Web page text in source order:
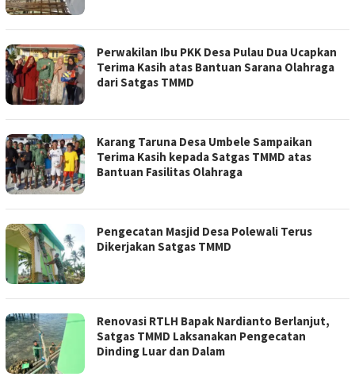
Perwakilan Ibu PKK Desa Pulau Dua Ucapkan
Terima Kasih atas Bantuan Sarana Olahraga
dari Satgas TMMD
Karang Taruna Desa Umbele Sampaikan
Terima Kasih kepada Satgas TMMD atas
Bantuan Fasilitas Olahraga
Pengecatan Masjid Desa Polewali Terus
Dikerjakan Satgas TMMD
Renovasi RTLH Bapak Nardianto Berlanjut,
Satgas TMMD Laksanakan Pengecatan
Dinding Luar dan Dalam